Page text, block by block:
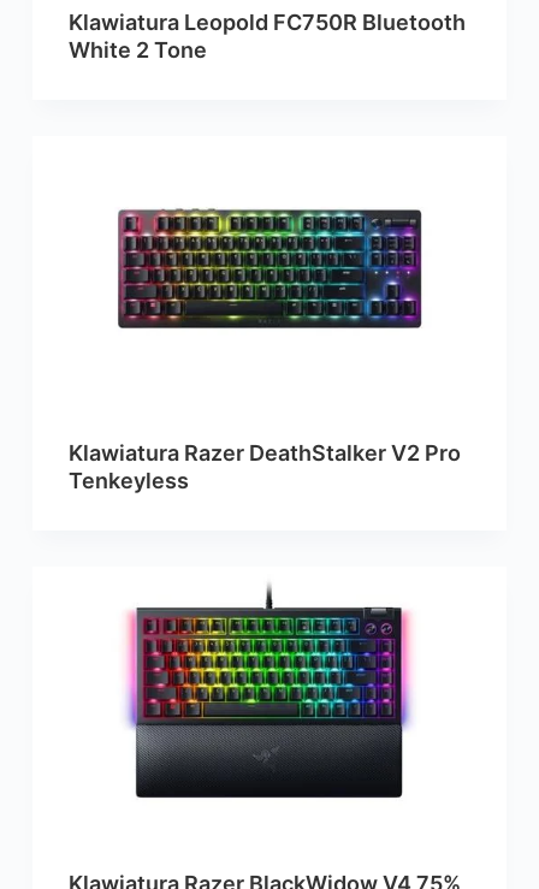
Klawiatura Leopold FC750R Bluetooth
White 2 Tone
Klawiatura Razer DeathStalker V2 Pro
Tenkeyless
Klawiatura Razer BlackWidow V4 75%